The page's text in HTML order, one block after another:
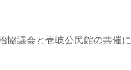
協議会と壱岐公民館の共催に